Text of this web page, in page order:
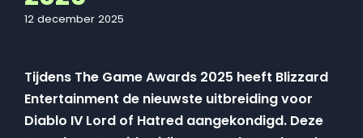
12 december 2025
Tijdens The Game Awards 2025 heeft Blizzard
Entertainment de nieuwste uitbreiding voor
Diablo IV Lord of Hatred aangekondigd. Deze